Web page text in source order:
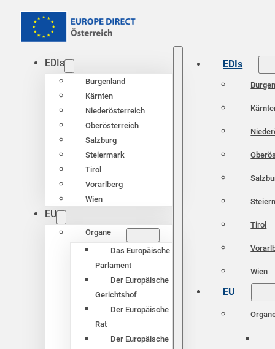
EDIs
Burgenland
Kärnten
Niederösterreich
Oberösterreich
Salzburg
Steiermark
Tirol
Vorarlberg
Wien
EU
Organe
Das Europäische
Parlament
Der Europäische
Gerichtshof
Der Europäische
Rat
Der Europäische
EDIs
Tirol
Wien
EU